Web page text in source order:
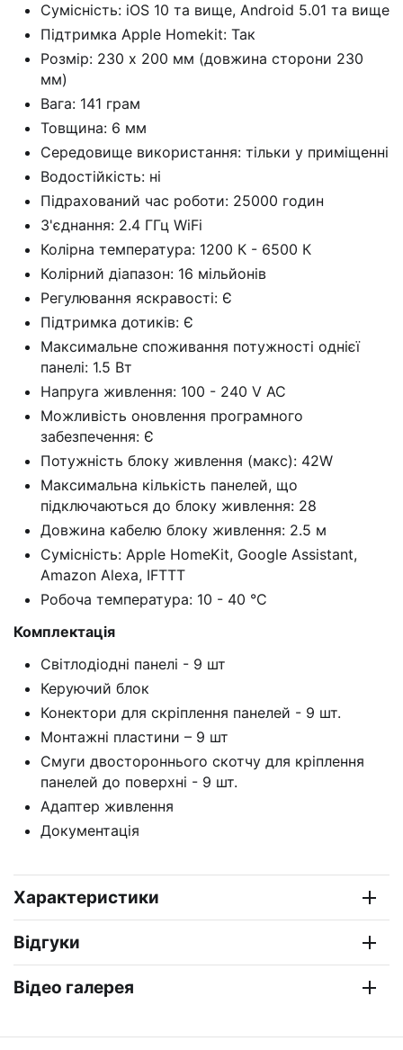
Сумісність: iOS 10 та вище, Android 5.01 та вище
Підтримка Apple Homekit: Так
Розмір: 230 х 200 мм (довжина сторони 230
мм)
Вага: 141 грам
Товщина: 6 мм
Середовище використання: тільки у приміщенні
Водостійкість: ні
Підрахований час роботи: 25000 годин
З'єднання: 2.4 ГГц WiFi
Колірна температура: 1200 К - 6500 К
Колірний діапазон: 16 мільйонів
Регулювання яскравості: Є
Підтримка дотиків: Є
Максимальне споживання потужності однієї
панелі: 1.5 Вт
Напруга живлення: 100 - 240 V AC
Можливість оновлення програмного
забезпечення: Є
Потужність блоку живлення (макс): 42W
Максимальна кількість панелей, що
підключаються до блоку живлення: 28
Довжина кабелю блоку живлення: 2.5 м
Сумісність: Apple HomeKit, Google Assistant,
Amazon Alexa, IFTTT
Робоча температура: 10 - 40 °С
Комплектація
Світлодіодні панелі - 9 шт
Керуючий блок
Конектори для скріплення панелей - 9 шт.
Монтажні пластини – 9 шт
Смуги двостороннього скотчу для кріплення
панелей до поверхні - 9 шт.
Адаптер живлення
Документація
Характеристики
Відгуки
Відео галерея